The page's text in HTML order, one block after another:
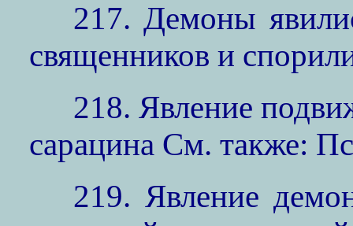
217. Демоны
священников и
218. Явление
сарацина См. также:
219. Явление